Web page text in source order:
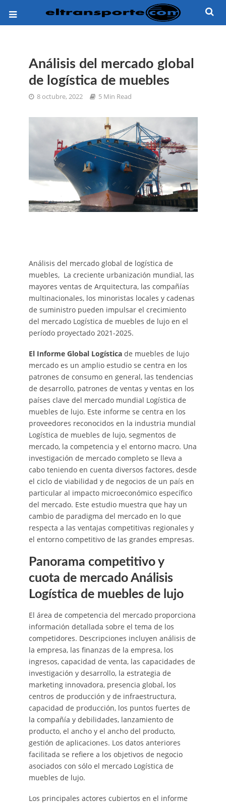
Análisis del mercado global
de logística de muebles
8 octubre, 2022 5 Min Read
Análisis del mercado global de logística de
muebles, La creciente urbanización mundial, las
mayores ventas de Arquitectura, las compañías
multinacionales, los minoristas locales y cadenas
de suministro pueden impulsar el crecimiento
del mercado Logística de muebles de lujo en el
período proyectado 2021-2025.
El Informe Global Logísticade muebles de lujo
mercado es un amplio estudio se centra en los
patrones de consumo en general, las tendencias
de desarrollo, patrones de ventas y ventas en los
países clave del mercado mundial Logística de
muebles de lujo. Este informe se centra en los
proveedores reconocidos en la industria mundial
Logística de muebles de lujo, segmentos de
mercado, la competencia y el entorno macro. Una
investigación de mercado completo se lleva a
cabo teniendo en cuenta diversos factores, desde
el ciclo de viabilidad y de negocios de un país en
particular al impacto microeconómico específico
del mercado. Este estudio muestra que hay un
cambio de paradigma del mercado en lo que
respecta a las ventajas competitivas regionales y
el entorno competitivo de las grandes empresas.
Panorama competitivo y
cuota de mercado Análisis
Logística de muebles de lujo
El área de competencia del mercado proporciona
información detallada sobre el tema de los
competidores. Descripciones incluyen análisis de
la empresa, las finanzas de la empresa, los
ingresos, capacidad de venta, las capacidades de
investigación y desarrollo, la estrategia de
marketing innovadora, presencia global, los
centros de producción y de infraestructura,
capacidad de producción, los puntos fuertes de
la compañía y debilidades, lanzamiento de
producto, el ancho y el ancho del producto,
gestión de aplicaciones. Los datos anteriores
facilitada se refiere a los objetivos de negocio
asociados con sólo el mercado Logística de
muebles de lujo.
Los principales actores cubiertos en el informe